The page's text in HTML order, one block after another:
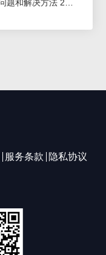
服务条款
隐私协议